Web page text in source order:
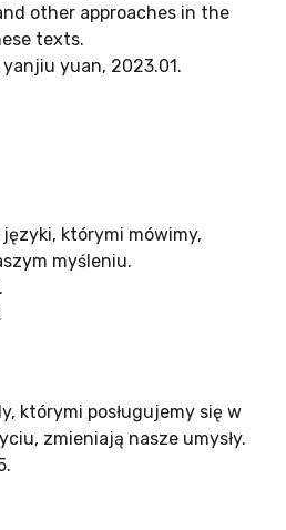
other approaches in the
texts.
yuan, 2023.01.
którymi mówimy,
myśleniu.
którymi posługujemy się w
zmieniają nasze umysły.